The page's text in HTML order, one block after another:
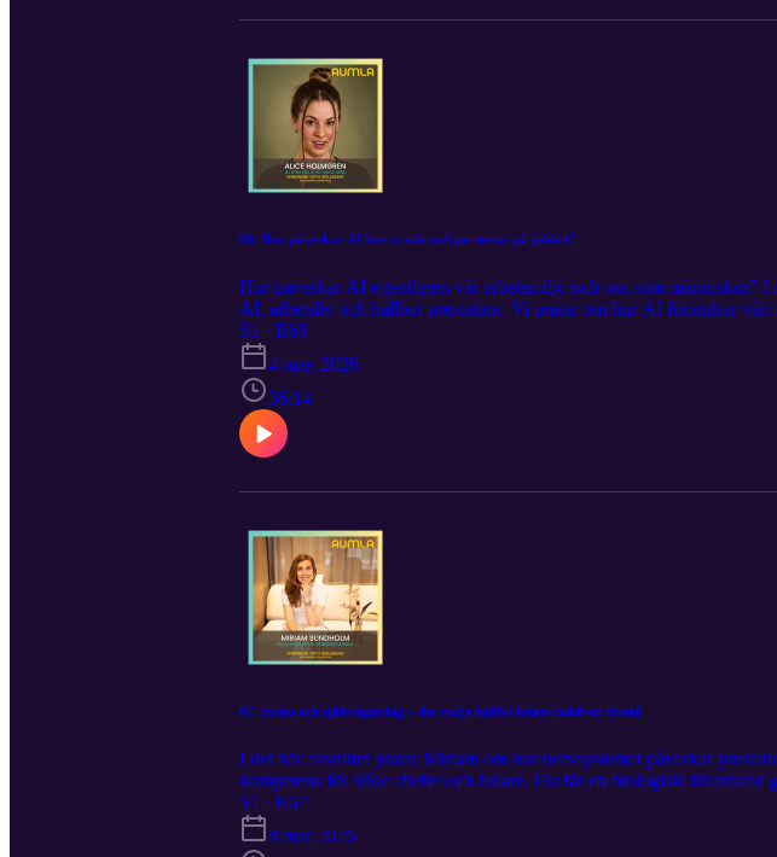
69. Hur påverkar AI hur vi mår och presterar på jobbet?
Hur påverkar AI egentligen vår arbetsmiljö och oss som människor?
AI, arbetsliv och hållbar prestation. Vi pratar om hur AI förändrar
på både medarbetare och ledare. Samtidigt utforskar vi möjligheterna
på ett hållbart sätt. Ett avsnitt för dig som vill förstå både potentialen
människor fortsätter må bra och prestera över tid. Vill du veta mer?
S1 · E68
4 mag 2026
36:14
67. Stress och självreglering – det varje (själv) ledare behöver förstå
I det här avsnittet pratar Miriam om hur nervsystemet påverkar
kompetens för både chefer och ledare. Du får en biologiskt
organisationer och varför stress behöver förstås som en strukturell
övning för att reglera nervsystemet finns den som ett bonusavsnitt (nr
och hållbar prestation i er organisation? Läs mer på aumla.se eller
S1 · E67
8 mar 2026